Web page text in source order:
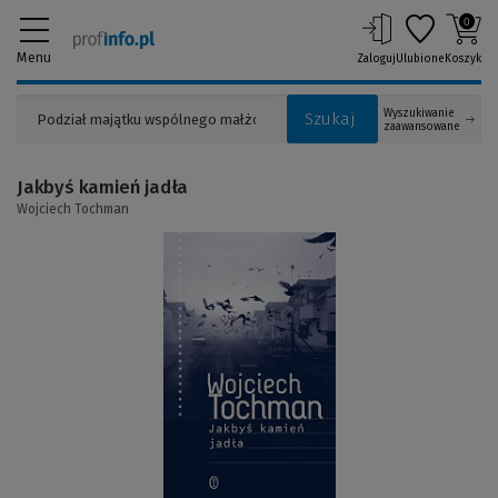
Menu
Szukaj
Wyszukiwanie
zaawansowane
ZalogujUlubione
0
Koszyk
(Link
Jakbyś kamień jadła
Wojciech Tochman